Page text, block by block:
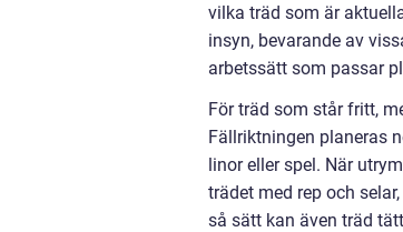
vilka träd som är
insyn, bevarande av
arbetssätt som passar
För träd som står fritt,
Fällriktningen planeras
linor eller spel. När
trädet med rep och
så sätt kan även träd